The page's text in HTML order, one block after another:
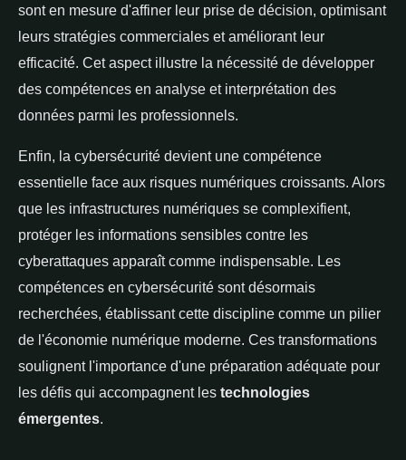
sont en mesure d'affiner leur prise de décision, optimisant
leurs stratégies commerciales et améliorant leur
efficacité. Cet aspect illustre la nécessité de développer
des compétences en analyse et interprétation des
données parmi les professionnels.
Enfin, la cybersécurité devient une compétence
essentielle face aux risques numériques croissants. Alors
que les infrastructures numériques se complexifient,
protéger les informations sensibles contre les
cyberattaques apparaît comme indispensable. Les
compétences en cybersécurité sont désormais
recherchées, établissant cette discipline comme un pilier
de l'économie numérique moderne. Ces transformations
soulignent l'importance d'une préparation adéquate pour
les défis qui accompagnent les technologies
émergentes.